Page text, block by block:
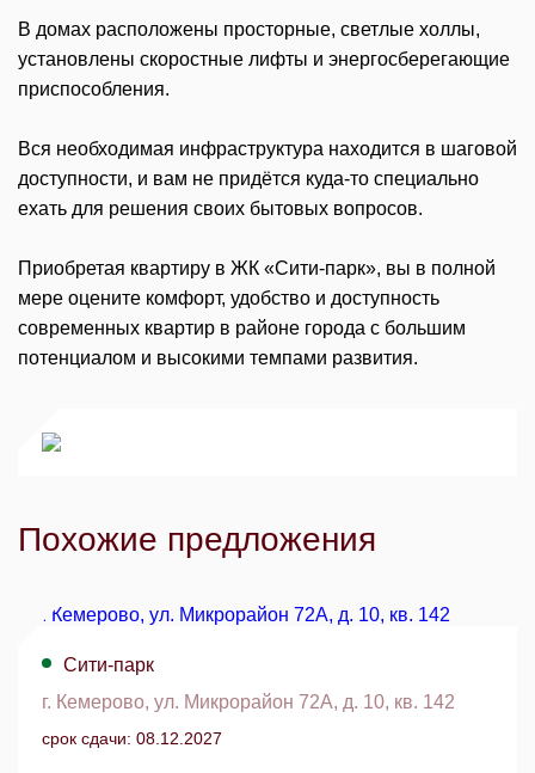
В домах расположены просторные, светлые холлы,
установлены скоростные лифты и энергосберегающие
приспособления.
Вся необходимая инфраструктура находится в шаговой
доступности, и вам не придётся куда-то специально
ехать для решения своих бытовых вопросов.
Приобретая квартиру в ЖК «Сити-парк», вы в полной
мере оцените комфорт, удобство и доступность
современных квартир в районе города с большим
потенциалом и высокими темпами развития.
Похожие предложения
Сити-парк
г. Кемерово, ул. Микрорайон 72А, д. 10, кв. 142
срок сдачи: 08.12.2027